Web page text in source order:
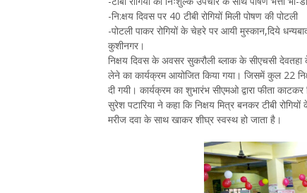
-नि:क्षय दिवस पर 40 टीबी रोगियों मिली पोषण की पोटली
-पोटली पाकर रोगियों के चेहरे पर आयी मुस्कान,दिये
कुशीनगर।
निक्षय दिवस के अवसर सुकरौली ब्लाक के सीएचसी देवतहा
लेने का कार्यक्रम आयोजित किया गया। जिसमें कुल 22
दी गयी। कार्यक्रम का शुभारंभ सीएमओ द्वारा फीता
सुरेश पटारिया ने कहा कि निक्षय मित्र बनकर टीबी
मरीज दवा के साथ खाकर शीघ्र स्वस्थ हो जाता है।